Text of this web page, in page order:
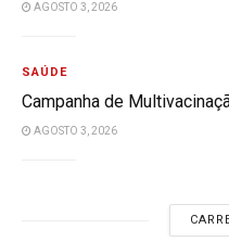
AGOSTO 3, 2026
SAÚDE
Campanha de
AGOSTO 3, 2026